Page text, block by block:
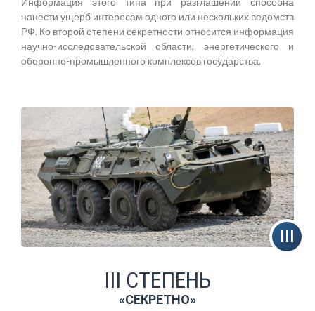
нанести ущерб интересам одного или нескольких ведомств
РФ. Ко второй степени секретности относится информация
научно-исследовательской области, энергетического и
оборонно-промышленного комплексов государства.
III СТЕПЕНЬ
«СЕКРЕТНО»